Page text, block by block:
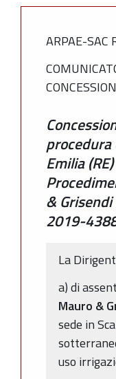
ARPAE-SAC
procedura
Emilia
&
2019-
La
a) di
Mauro &
sede in
uso